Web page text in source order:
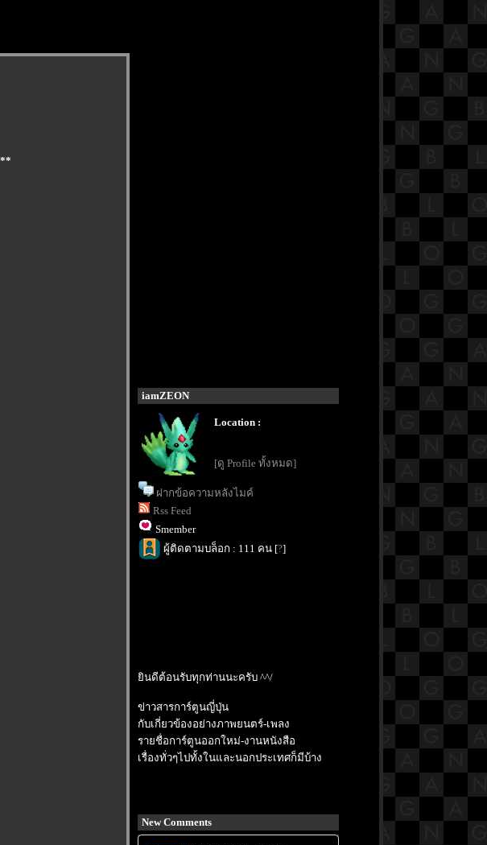
iamZEON
Location :
[ดู Profile ทั้งหมด]
ฝากข้อความหลังไมค์
Rss Feed
Smember
ผู้ติดตามบล็อก : 111 คน [?]
ินดีต้อนรับทุกท่านนะครับ ^^/
ข่าวสารการ์ตูนญี่ปุ่น
กับเกี่ยวข้องอย่างภาพยนตร์-เพลง
รายชื่อการ์ตูนออกใหม่-งานหนังสือ
เรื่องทั่วๆไปทั้งในและนอกประเทศก็มีบ้าง
New Comments